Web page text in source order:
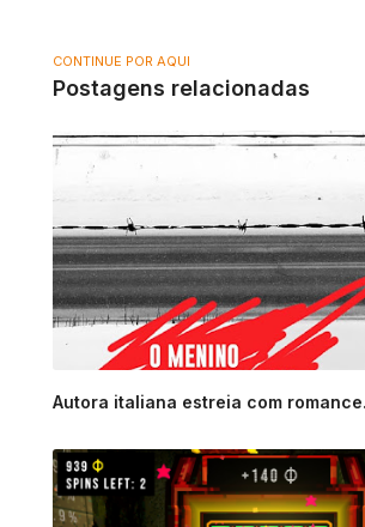
CONTINUE POR AQUI
Postagens relacionadas
Autora italiana estreia com